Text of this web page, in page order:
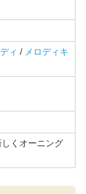
ィ / メロディキ
くオーニング